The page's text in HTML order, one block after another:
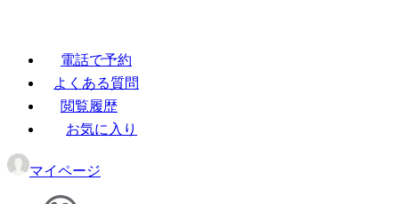
電話で予約
よくある質問
閲覧履歴
お気に入り
マイページ